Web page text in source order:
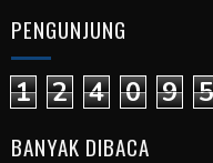
PENGUNJUNG
1 2 4 0 9 5
BANYAK DIBACA